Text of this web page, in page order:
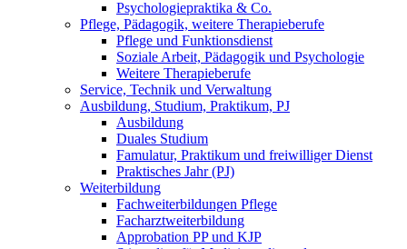
Psychologiepraktika & Co.
Pflege, Pädagogik, weitere Therapieberufe
Pflege und Funktionsdienst
Soziale Arbeit, Pädagogik und Psychologie
Weitere Therapieberufe
Service, Technik und Verwaltung
Ausbildung, Studium, Praktikum, PJ
Ausbildung
Duales Studium
Famulatur, Praktikum und freiwilliger Dienst
Praktisches Jahr (PJ)
Weiterbildung
Fachweiterbildungen Pflege
Facharztweiterbildung
Approbation PP und KJP